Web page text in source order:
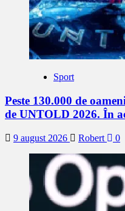
Sport
Peste 130.000 de
de UNTOLD 2026. În
9 august 2026 Robert 0